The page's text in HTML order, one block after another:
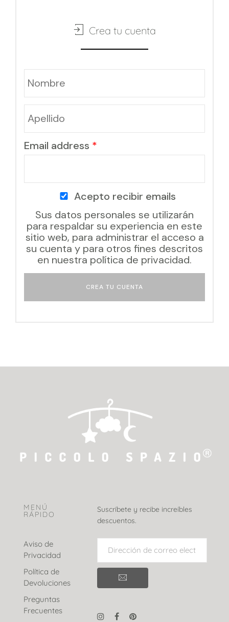
Crea tu cuenta
Email address *
Acepto recibir emails
Sus datos personales se utilizarán
para respaldar su experiencia en este
sitio web, para administrar el acceso a
su cuenta y para otros fines descritos
en nuestra política de privacidad.
MENÚ
RÁPIDO
Aviso de
Privacidad
Política de
Devoluciones
Preguntas
Frecuentes
Suscríbete y recibe increíbles
descuentos.